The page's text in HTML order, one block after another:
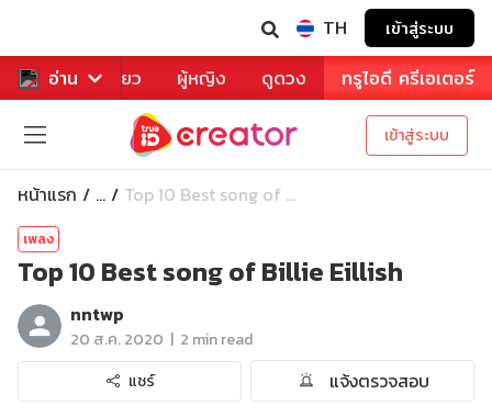
TH เข้าสู่ระบบ
อ่าน
หาร ท่องเที่ยว ผู้หญิง ดูดวง ทรูไอดี ครีเอเตอร์
เข้าสู่ระบบ
หน้าแรก ... Top 10 Best song of ...
เพลง
Top 10 Best song of Billie Eillish
nntwp
20 ส.ค. 2020 | 2 min read
แชร์
แจ้งตรวจสอบ